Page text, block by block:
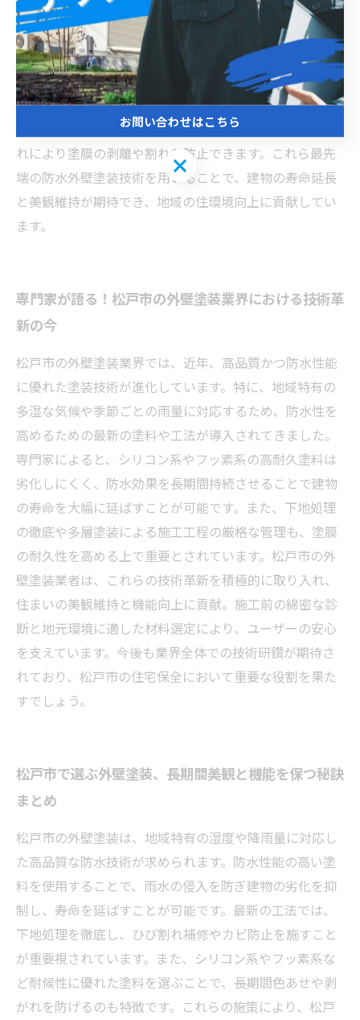
近の技術進化により、シリコン樹脂やフッ素樹脂などの
高耐候性塗料の利用が一般的になり、これらは紫外線や
雨風に強く、長期間美観を保つことが可能です。また、
多層塗装による施工方法で、防水機能をさらに強化して
います。松戸市の気候に合わせた施工では、湿度や気温
を管理しながら適切な塗布を行うことが重要であり、こ
れにより塗膜の剥離や割れを防止できます。これら最先
端の防水外壁塗装技術を用いることで、建物の寿命延長
と美観維持が期待でき、地域の住環境向上に貢献してい
ます。
専門家が語る！松戸市の外壁塗装業界における技術革
新の今
松戸市の外壁塗装業界では、近年、高品質かつ防水性能
に優れた塗装技術が進化しています。特に、地域特有の
多湿な気候や季節ごとの雨量に対応するため、防水性を
高めるための最新の塗料や工法が導入されてきました。
専門家によると、シリコン系やフッ素系の高耐久塗料は
劣化しにくく、防水効果を長期間持続させることで建物
の寿命を大幅に延ばすことが可能です。また、下地処理
の徹底や多層塗装による施工工程の厳格な管理も、塗膜
の耐久性を高める上で重要とされています。松戸市の外
壁塗装業者は、これらの技術革新を積極的に取り入れ、
住まいの美観維持と機能向上に貢献。施工前の綿密な診
断と地元環境に適した材料選定により、ユーザーの安心
を支えています。今後も業界全体での技術研鑽が期待さ
れており、松戸市の住宅保全において重要な役割を果た
すでしょう。
松戸市で選ぶ外壁塗装、長期間美観と機能を保つ秘訣
まとめ
松戸市の外壁塗装は、地域特有の湿度や降雨量に対応し
た高品質な防水技術が求められます。防水性能の高い塗
料を使用することで、雨水の侵入を防ぎ建物の劣化を抑
制し、寿命を延ばすことが可能です。最新の工法では、
下地処理を徹底し、ひび割れ補修やカビ防止を施すこと
が重要視されています。また、シリコン系やフッ素系な
ど耐候性に優れた塗料を選ぶことで、長期間色あせや剥
がれを防げるのも特徴です。これらの施策により、松戸
お問い合わせはこちら
お問い合わせはこちら